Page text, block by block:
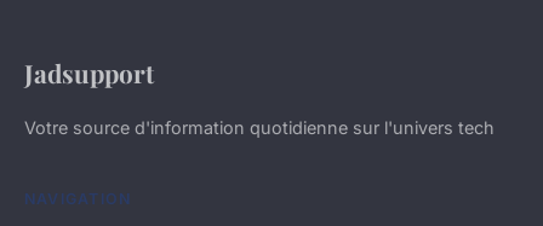
Jadsupport
Votre source d'information quotidienne sur l'univers tech
NAVIGATION